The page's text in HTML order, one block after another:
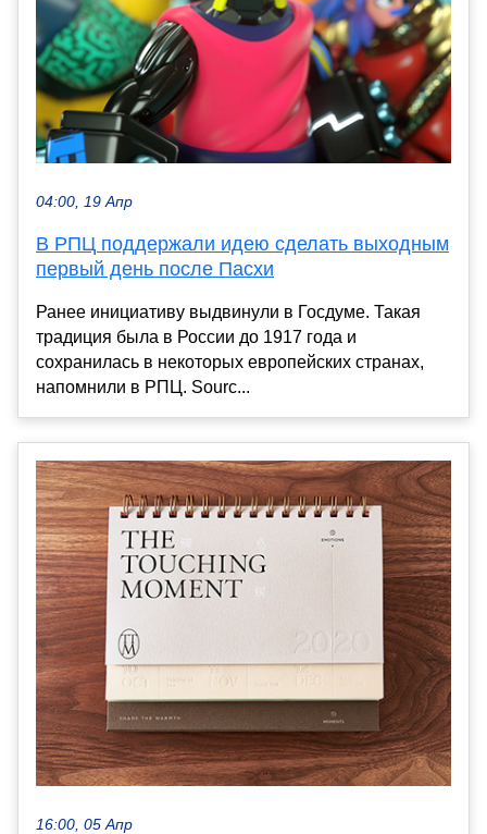
04:00, 19 Апр
В РПЦ поддержали идею сделать выходным
первый день после Пасхи
Ранее инициативу выдвинули в Госдуме. Такая
традиция была в России до 1917 года и
сохранилась в некоторых европейских странах,
напомнили в РПЦ. Sourc...
16:00, 05 Апр